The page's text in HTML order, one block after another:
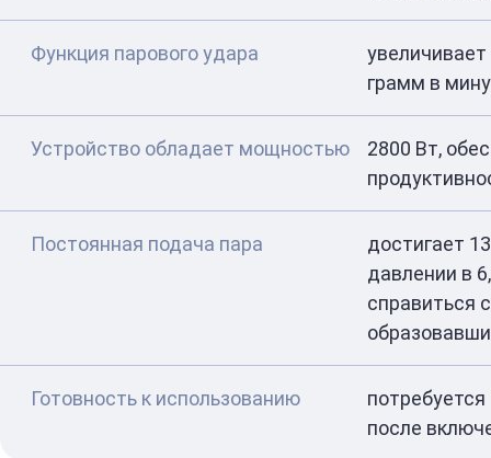
Функция парового удара
грамм в
Устройство обладает мощностью
2800 Вт,
Постоянная подача пара
достигает
давлении в
справиться
Готовность к использованию
после